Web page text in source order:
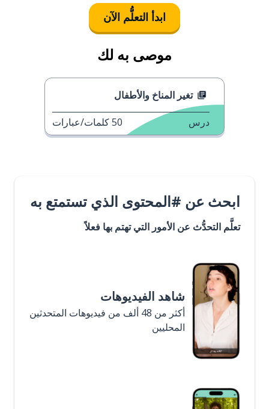
ابدأ التعلُّم الآن
موصى به لك
تغير المناخ والأطفال
درس 50كلمات/عبارات
ابحث عن #المحتوى الذي تستمتع به
تعلَّم التحدُّث عن الأمور التي تهتم بها فعلاً
شاهد الفيديوهات
أكثر من 48 ألف من فيديوهات المتحدثين
المحليين